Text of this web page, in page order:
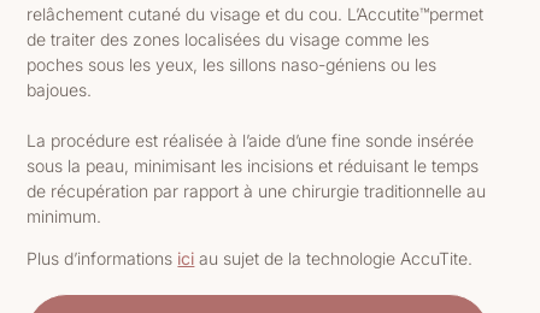
relâchement cutané du visage et du cou. L’Accutite™permet
de traiter des zones localisées du visage comme les
poches sous les yeux, les sillons naso-géniens ou les
bajoues.
La procédure est réalisée à l’aide d’une fine sonde insérée
sous la peau, minimisant les incisions et réduisant le temps
de récupération par rapport à une chirurgie traditionnelle au
minimum.
Plus d’informations ici au sujet de la technologie AccuTite.